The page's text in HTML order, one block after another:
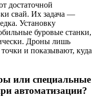
достаточной
свай. Их задача —
Установку
буровые станки,
Дроны лишь
и показывают, куда
или специальные
автоматизации?